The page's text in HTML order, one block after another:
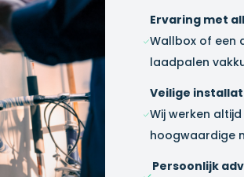
Ervaring met
Wallbox of een
laadpalen
Veilige
Wij werken
hoogwaardige
Persoonlijk